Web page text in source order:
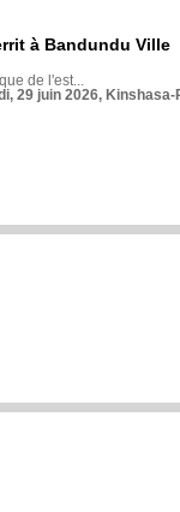
à Bandundu Ville
de l'est...
29 juin 2026,